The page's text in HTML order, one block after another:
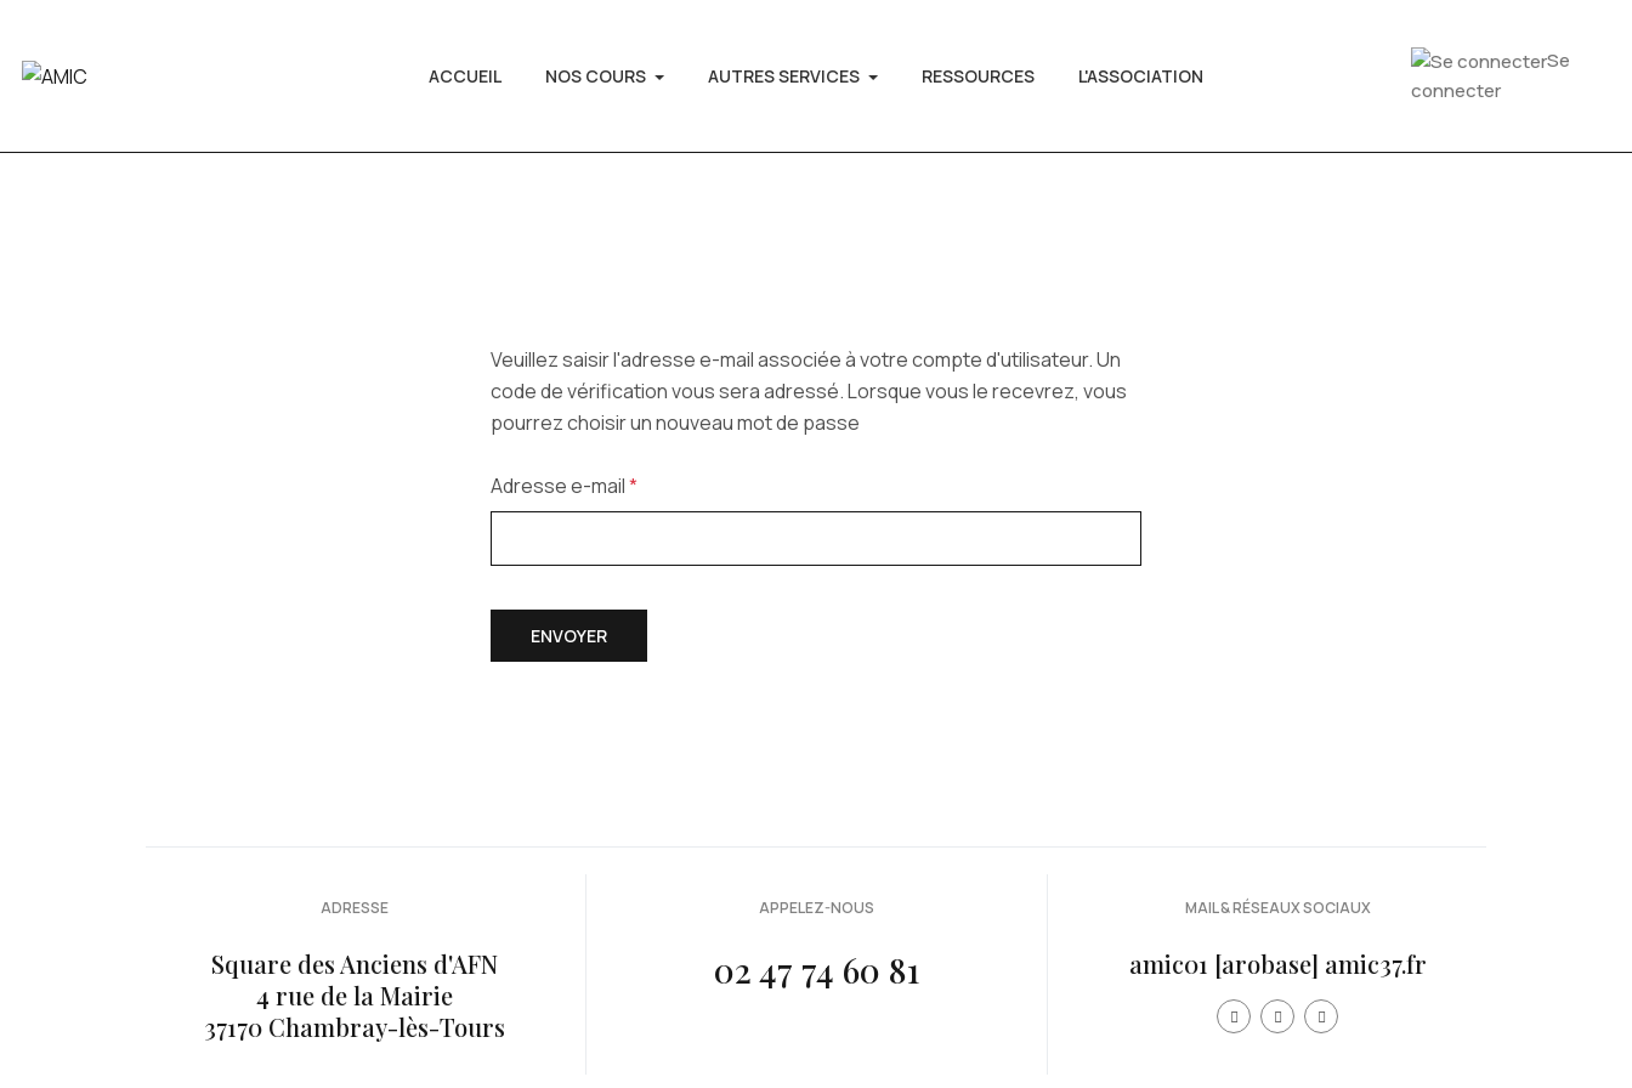
ACCUEIL NOS COURS AUTRES SERVICES RESSOURCES L'ASSOCIATION
Se
connecter
Veuillez saisir l'adresse e-mail associée à votre compte d'utilisateur. Un
code de vérification vous sera adressé. Lorsque vous le recevrez, vous
pourrez choisir un nouveau mot de passe
Adresse e-mail*
ENVOYER
ADRESSE
Square des Anciens d'AFN
4 rue de la Mairie
37170 Chambray-lès-Tours
APPELEZ-NOUS
02 47 74 60 81
MAIL & RÉSEAUX SOCIAUX
amic01 [arobase] amic37.fr